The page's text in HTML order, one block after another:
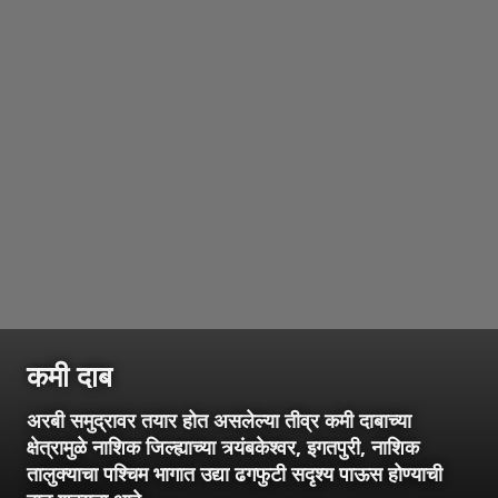
कमी दाब
अरबी समुद्रावर तयार होत असलेल्या तीव्र कमी दाबाच्या
क्षेत्रामुळे नाशिक जिल्ह्याच्या त्र्यंबकेश्वर, इगतपुरी, नाशिक
तालुक्याचा पश्चिम भागात उद्या ढगफुटी सदृश्य पाऊस होण्याची